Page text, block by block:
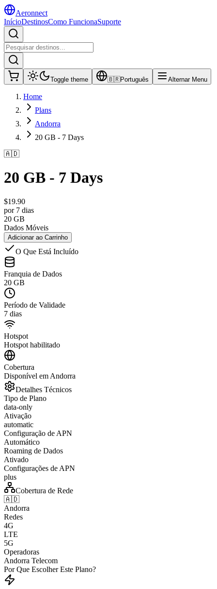
Aeronnect
InícioDestinosComo FuncionaSuporte
Toggle theme 🇧🇷Português Alternar Menu
Home
Plans
Andorra
20 GB - 7 Days
🇦🇩
20 GB - 7 Days
$19.90
por 7 dias
20 GB
Dados Móveis
Adicionar ao Carrinho
O Que Está Incluído
Franquia de Dados
20 GB
Período de Validade
7 dias
Hotspot
Hotspot habilitado
Cobertura
Disponível em Andorra
Detalhes Técnicos
Tipo de Plano
data-only
Ativação
automatic
Configuração de APN
Automático
Roaming de Dados
Ativado
Configurações de APN
plus
Cobertura de Rede
🇦🇩
Andorra
Redes
4G
LTE
5G
Operadoras
Andorra Telecom
Por Que Escolher Este Plano?